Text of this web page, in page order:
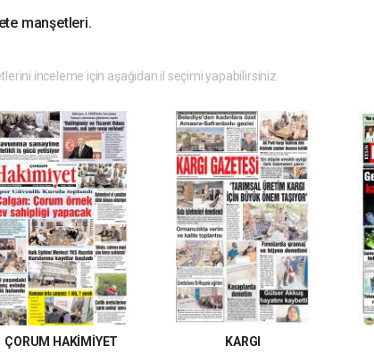
manşetleri.
inceleme için aşağıdan il seçimi yapabilirsiniz.
ÇORUM HAKİMİYET KARGI